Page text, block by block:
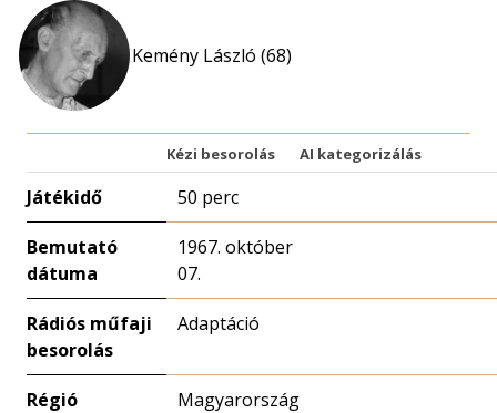
Kemény László (68)
Kézi besorolás AI kategorizálás
Játékidő 50 perc
Bemutató
dátuma
1967. október
07.
Rádiós műfaji
besorolás
Adaptáció
Régió
Magyarország